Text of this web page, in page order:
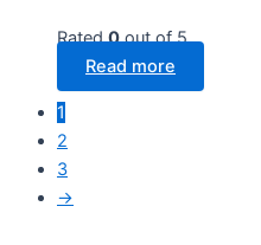
Rated0out of 5
Read more
1
2
3
→